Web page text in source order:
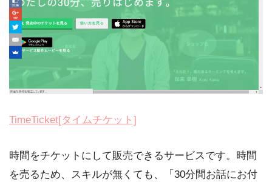
TimeTicket[タイムチケット]
時間をチケットにして販売できるサービスです。時間
を売るため、スキルが無くても、「30分間お話にお付